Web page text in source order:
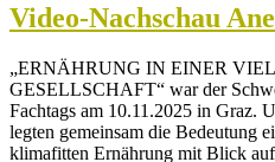
Video-Nachschau
„ERNÄHRUNG IN EINER
GESELLSCHAFT“ war der
Fachtags am 10.11.2025 in Graz.
legten gemeinsam die Bedeutung
klimafitten Ernährung mit Blick